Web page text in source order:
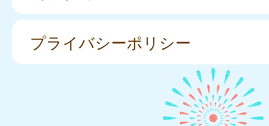
プライバシーポリシー